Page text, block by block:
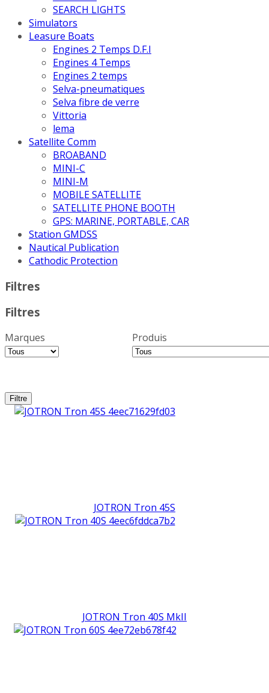
SEARCH LIGHTS
Simulators
Leasure Boats
Engines 2 Temps D.F.I
Engines 4 Temps
Engines 2 temps
Selva-pneumatiques
Selva fibre de verre
Vittoria
lema
Satellite Comm
BROABAND
MINI-C
MINI-M
MOBILE SATELLITE
SATELLITE PHONE BOOTH
GPS: MARINE, PORTABLE, CAR
Station GMDSS
Nautical Publication
Cathodic Protection
Filtres
Filtres
Marques Produis
JOTRON Tron 45S
JOTRON Tron 40S MkII